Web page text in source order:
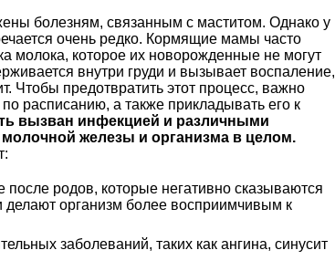
болезням, связанным с маститом. Однако у
очень редко. Кормящие мамы часто
молока, которое их новорожденные не могут
внутри груди и вызывает воспаление,
Чтобы предотвратить этот процесс, важно
расписанию, а также прикладывать его к
вызван инфекцией и различными
железы и организма в целом.
родов, которые негативно сказываются
делают организм более восприимчивым к
заболеваний, таких как ангина, синусит